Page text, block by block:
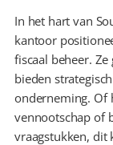
In het hart van
kantoor
fiscaal beheer.
bieden
onderneming. Of
vennootschap of
vraagstukken, dit